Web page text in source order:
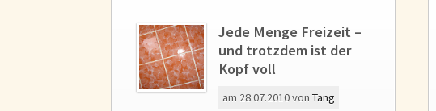
Jede Menge Freizeit –
und trotzdem ist der
Kopf voll
am 28.07.2010vonTang